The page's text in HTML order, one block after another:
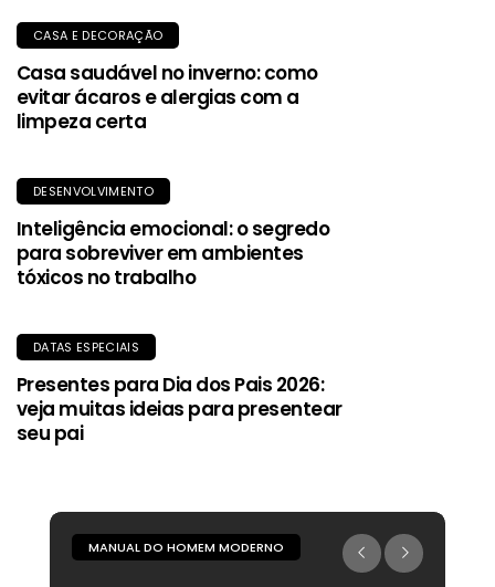
CASA E DECORAÇÃO
Casa saudável no inverno: como
evitar ácaros e alergias com a
limpeza certa
DESENVOLVIMENTO
Inteligência emocional: o segredo
para sobreviver em ambientes
tóxicos no trabalho
DATAS ESPECIAIS
Presentes para Dia dos Pais 2026:
veja muitas ideias para presentear
seu pai
MANUAL DO HOMEM MODERNO